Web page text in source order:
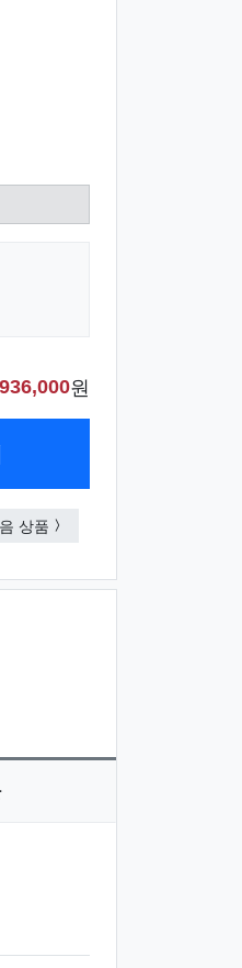
936,000원
함 大 C 20종 세트
상품 엔젤구급함 大 A 26종 세트